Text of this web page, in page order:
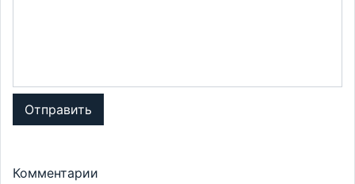
Отправить
Комментарии